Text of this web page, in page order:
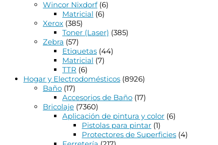
Wincor Nixdorf (6)
Matricial (6)
Xerox (385)
Toner (Laser) (385)
Zebra (57)
Etiquetas (44)
Matricial (7)
TTR (6)
Hogar y Electrodomésticos (8926)
Baño (17)
Accesorios de Baño (17)
Bricolaje (7360)
Aplicación de pintura y color (6)
Pistolas para pintar (1)
Protectores de Superficies (4)